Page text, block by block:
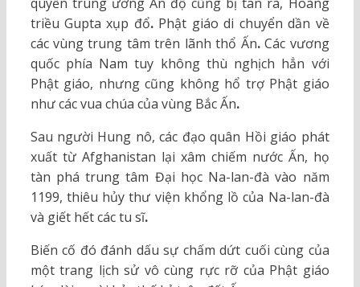
triều Gupta xụp đổ.Phật giáo di chuyển dần về
các vùng trung tâm trên lãnh thổ Ấn.Các vương
quốc phía Nam tuy không thù nghịch hẳn với
Phật giáo, nhưng cũng không hổ trợ Phật giáo
như các vua chúa của vùng Bắc Ấn.
Sau người Hung nô, các đạo quân Hồi giáo phát
xuất từ Afghanistan lại xâm chiếm nước Ấn, họ
tàn phá trung tâm Đại học Na-lan-đà vào năm
1199, thiêu hủy thư viện khổng lồ của Na-lan-đà
và giết hết các tu sĩ.
Biến cố đó đánh dấu sự chấm dứt cuối cùng của
một trang lịch sử vô cùng rực rỡ của Phật giáo